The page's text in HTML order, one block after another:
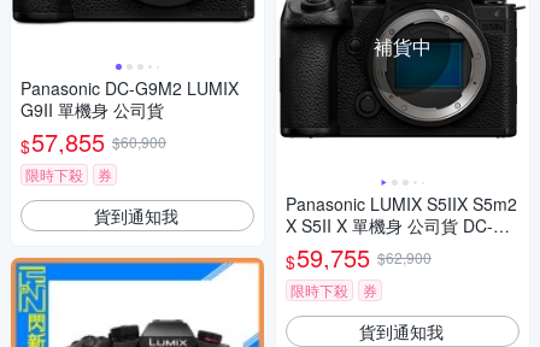
Panasonic DC-G9M2 LUMIX
G9II 單機身 公司貨
$57,855 $60,900
限時下殺
券
貨到通知我
補貨中
Panasonic LUMIX S5IIX S5m2
X S5II X 單機身 公司貨 DC-S5
M2X
$59,755 $62,900
限時下殺
券
貨到通知我